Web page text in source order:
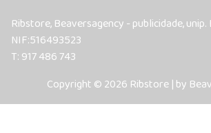
Ribstore, Beaversagency - publicidade, unip.
NIF:516493523
T: 917 486 743
Copyright © 2026 Ribstore | by